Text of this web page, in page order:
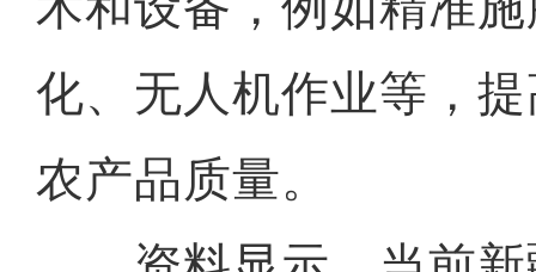
化、无人机作业等，
农产品质量。